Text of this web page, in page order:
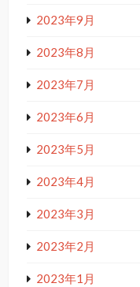
2023年9月
2023年8月
2023年7月
2023年6月
2023年5月
2023年4月
2023年3月
2023年2月
2023年1月